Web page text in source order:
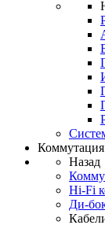
Коммутация
Назад
Hi-Fi
Ди-